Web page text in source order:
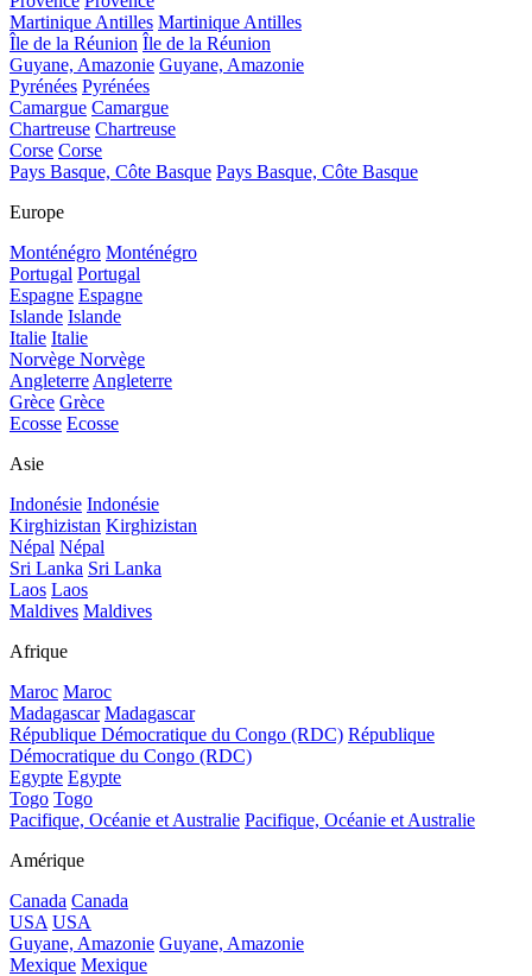
Martinique Antilles Martinique Antilles
Île de la Réunion Île de la Réunion
Guyane, Amazonie Guyane, Amazonie
Pyrénées Pyrénées
Camargue Camargue
Chartreuse Chartreuse
Corse Corse
Pays Basque, Côte Basque Pays Basque, Côte Basque
Europe
Monténégro Monténégro
Portugal Portugal
Espagne Espagne
Islande Islande
Italie Italie
Norvège Norvège
Angleterre Angleterre
Grèce Grèce
Ecosse Ecosse
Asie
Indonésie Indonésie
Kirghizistan Kirghizistan
Népal Népal
Sri Lanka Sri Lanka
Laos Laos
Maldives Maldives
Afrique
Maroc Maroc
Madagascar Madagascar
République Démocratique du Congo (RDC) République
Démocratique du Congo (RDC)
Egypte Egypte
Togo Togo
Pacifique, Océanie et Australie Pacifique, Océanie et Australie
Amérique
Canada Canada
USA USA
Guyane, Amazonie Guyane, Amazonie
Mexique Mexique